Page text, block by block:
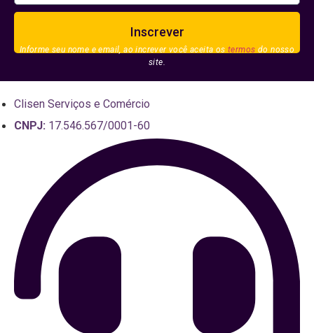
Inscrever
Informe seu nome e email, ao increver você aceita ostermos do nosso
site.
Clisen Serviços e Comércio
CNPJ: 17.546.567/0001-60